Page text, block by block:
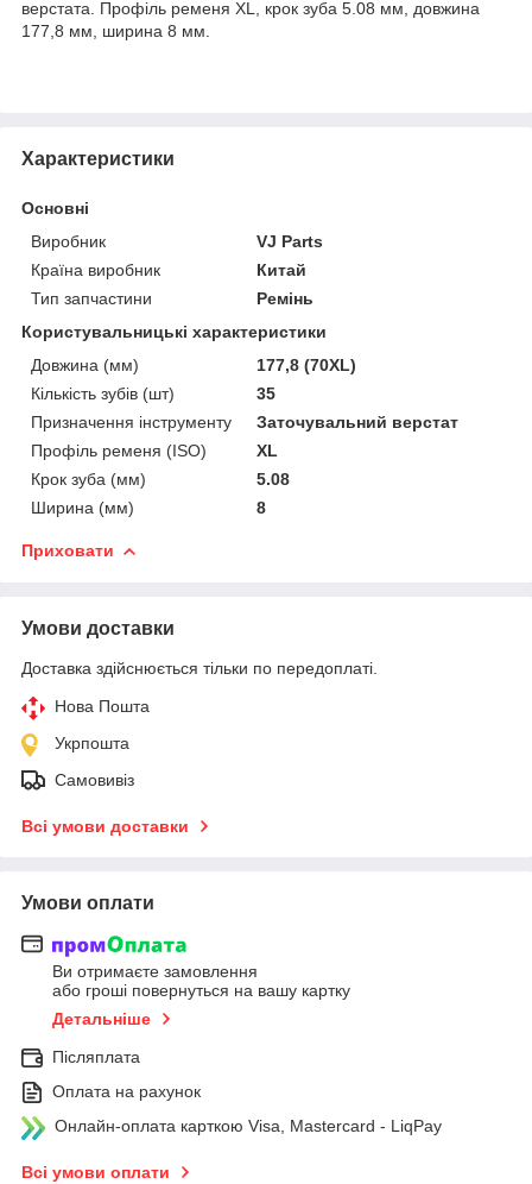
верстата. Профіль ременя XL, крок зуба 5.08 мм, довжина
177,8 мм, ширина 8 мм.
Характеристики
Основні
Виробник
VJ Parts
Країна виробник
Китай
Тип запчастини
Ремінь
Користувальницькі характеристики
Довжина (мм)
177,8 (70XL)
Кількість зубів (шт)
35
Призначення інструменту
Заточувальний верстат
Профіль ременя (ISO)
XL
Крок зуба (мм)
5.08
Ширина (мм)
8
Приховати
Умови доставки
Доставка здійснюється тільки по передоплаті.
Нова Пошта
Укрпошта
Самовивіз
Всі умови доставки
Умови оплати
Ви отримаєте замовлення
або гроші повернуться на вашу картку
Детальніше
Післяплата
Оплата на рахунок
Онлайн-оплата карткою Visa, Mastercard - LiqPay
Всі умови оплати